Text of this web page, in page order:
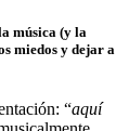
música (y la
miedos y dejar a
“aquí